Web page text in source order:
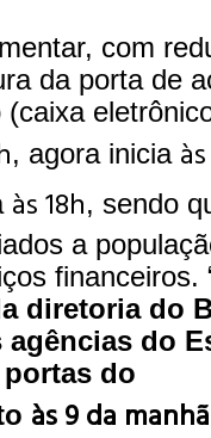
com
da porta de
, agora inicia
às 18h, sendo
a
financeiros.
diretoria do
agências do
do
às 9 da manhã